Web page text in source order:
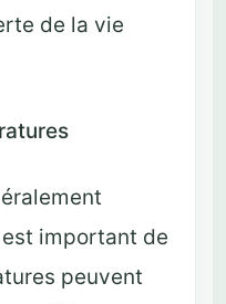
de la vie
important de
peuvent